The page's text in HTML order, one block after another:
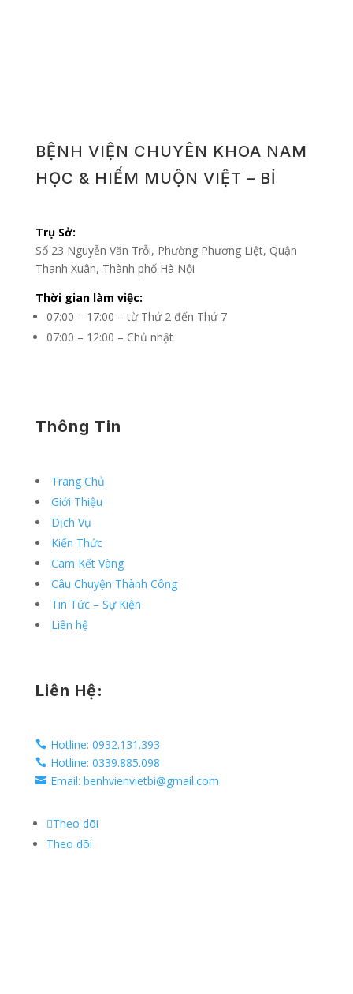
BỆNH VIỆN CHUYÊN KHOA NAM
HỌC & HIẾM MUỘN VIỆT – BỈ
Trụ Sở:
Số 23 Nguyễn Văn Trỗi, Phường Phương Liệt, Quận
Thanh Xuân, Thành phố Hà Nội
Thời gian làm việc:
07:00 – 17:00 – từ Thứ 2 đến Thứ 7
07:00 – 12:00 – Chủ nhật
Thông Tin
Trang Chủ
Giới Thiệu
Dịch Vụ
Kiến Thức
Cam Kết Vàng
Câu Chuyện Thành Công
Tin Tức – Sự Kiện
Liên hệ
Liên Hệ:
 Hotline: 0932.131.393
 Hotline: 0339.885.098
 Email: benhvienvietbi@gmail.com
Theo dõi
Theo dõi